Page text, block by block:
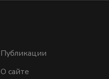
Публикации
О сайте